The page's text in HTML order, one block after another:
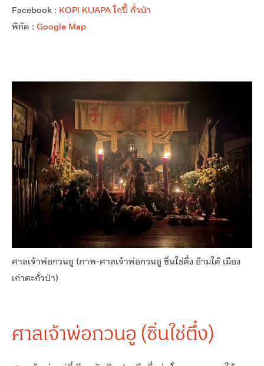
Facebook : KOPI KUAPA โกปี้ กั่วป่า
พิกัด : Google Map
ศาลเจ้าพ่อกวนอู (ภาพ-ศาลเจ้าพ่อกวนอู ซิ่นใช่ตึ๋ง อ๊ามใต้ เมือง
เก่าตะกั่วป่า)
ศาลเจ้าพ่อกวนอู (ซิ่นใช่ตึ๋ง)